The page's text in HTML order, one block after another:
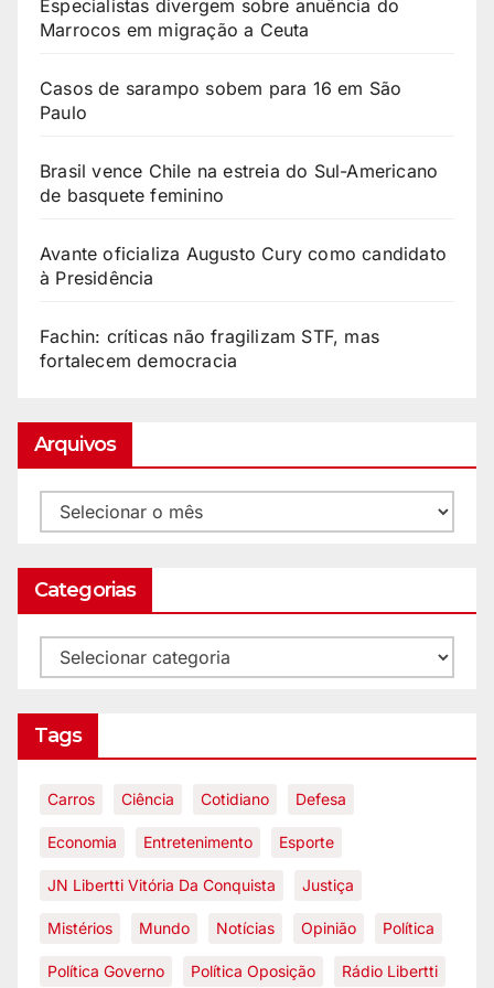
Especialistas divergem sobre anuência do
Marrocos em migração a Ceuta
Casos de sarampo sobem para 16 em São
Paulo
Brasil vence Chile na estreia do Sul-Americano
de basquete feminino
Avante oficializa Augusto Cury como candidato
à Presidência
Fachin: críticas não fragilizam STF, mas
fortalecem democracia
Arquivos
Categorias
Tags
Carros Ciência Cotidiano Defesa
Economia Entretenimento Esporte
JN Libertti Vitória Da Conquista Justiça
Mistérios Mundo Notícias Opinião Política
Política Governo Política Oposição Rádio Libertti